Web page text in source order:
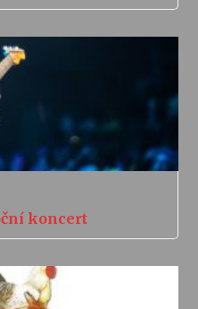
koncert